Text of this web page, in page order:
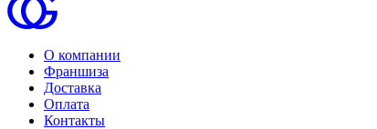
О компании
Франшиза
Доставка
Оплата
Контакты